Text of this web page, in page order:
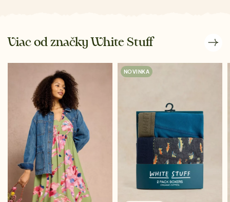
Viac od značky White Stuff
NOVINKA